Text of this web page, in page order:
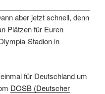
aber jetzt schnell, denn
Plätzen für Euren
Stadion in
für Deutschland um
DOSB (Deutscher